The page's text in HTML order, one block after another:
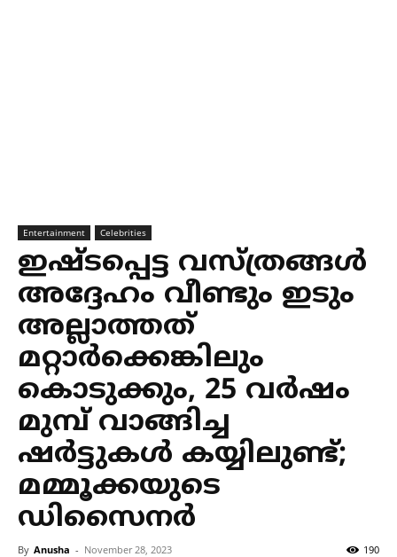
Entertainment Celebrities
ഇഷ്ടപ്പെട്ട വസ്ത്രങ്ങള്‍
അദ്ദേഹം വീണ്ടും ഇടും
അല്ലാത്തത്
മറ്റാര്‍ക്കെങ്കിലും
കൊടുക്കും, 25 വര്‍ഷം
മുമ്പ് വാങ്ങിച്ച
ഷര്‍ട്ടുകള്‍ കയ്യിലുണ്ട്;
മമ്മൂക്കയുടെ
ഡിസൈനര്‍
By Anusha - November 28, 2023 190